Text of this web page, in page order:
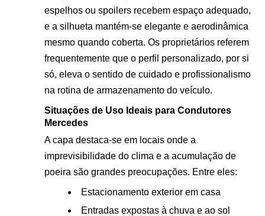
espelhos ou spoilers recebem espaço adequado,
e a silhueta mantém-se elegante e aerodinâmica
mesmo quando coberta. Os proprietários referem
frequentemente que o perfil personalizado, por si
só, eleva o sentido de cuidado e profissionalismo
na rotina de armazenamento do veículo.
Situações de Uso Ideais para Condutores
Mercedes
A capa destaca-se em locais onde a
imprevisibilidade do clima e a acumulação de
poeira são grandes preocupações. Entre eles:
Estacionamento exterior em casa
Entradas expostas à chuva e ao sol